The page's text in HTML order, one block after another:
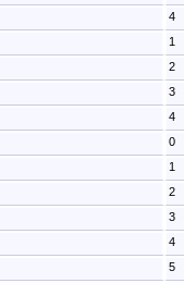
4
1
2
3
4
0
1
2
3
4
5